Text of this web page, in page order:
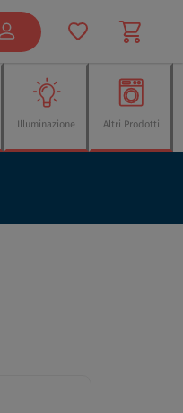
Illuminazione Altri Prodotti